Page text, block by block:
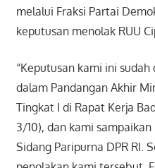
melalui Fraksi Partai
keputusan menolak RUU
“Keputusan kami ini sudah
dalam Pandangan Akhir
Tingkat I di Rapat Kerja
3/10), dan kami
Sidang Paripurna DPR RI.